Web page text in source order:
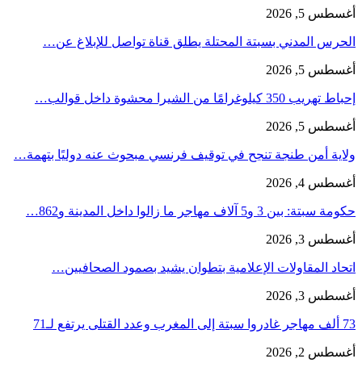
أغسطس 5, 2026
الحرس المدني بسبتة المحتلة يطلق قناة تواصل للإبلاغ عن…
أغسطس 5, 2026
إحباط تهريب 350 كيلوغرامًا من الشيرا محشوة داخل قوالب…
أغسطس 5, 2026
ولاية أمن طنجة تنجح في توقيف فرنسي مبحوث عنه دوليًا بتهمة…
أغسطس 4, 2026
حكومة سبتة: بين 3 و5 آلاف مهاجر ما زالوا داخل المدينة و862…
أغسطس 3, 2026
اتحاد المقاولات الإعلامية بتطوان يشيد بصمود الصحافيين…
أغسطس 3, 2026
73 ألف مهاجر غادروا سبتة إلى المغرب وعدد القتلى يرتفع لـ71
أغسطس 2, 2026